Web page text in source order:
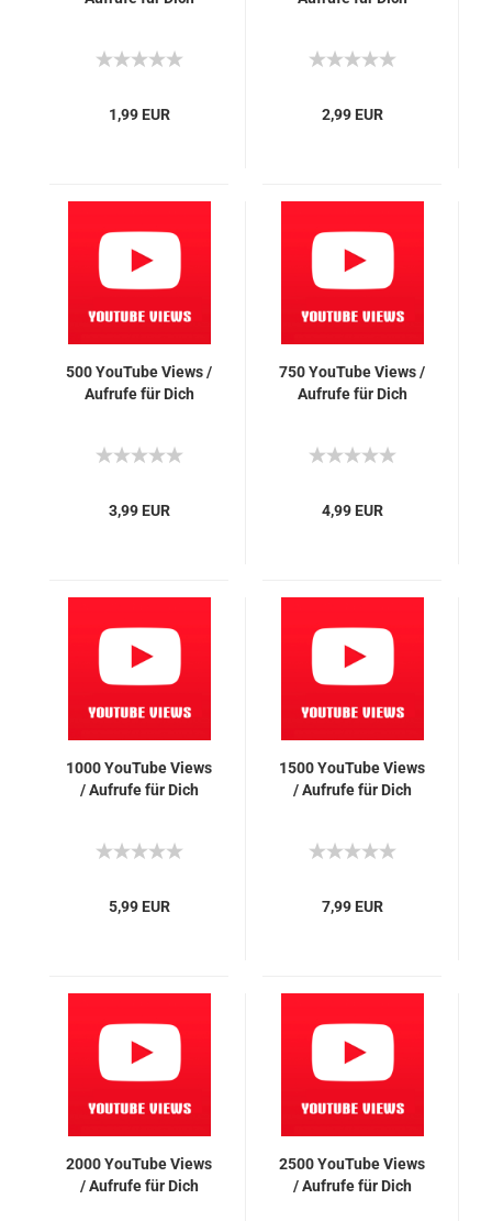
1,99 EUR 2,99 EUR
500 You­Tube Views /
Auf­ru­fe für Dich
3,99 EUR
750 You­Tube Views /
Auf­ru­fe für Dich
4,99 EUR
1000 You­Tube Views
/ Auf­ru­fe für Dich
5,99 EUR
1500 You­Tube Views
/ Auf­ru­fe für Dich
7,99 EUR
2000 You­Tube Views
/ Auf­ru­fe für Dich
2500 You­Tube Views
/ Auf­ru­fe für Dich